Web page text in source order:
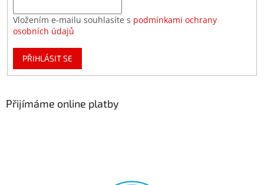
Vložením e-mailu souhlasíte s podmínkami ochrany
osobních údajů
PŘIHLÁSIT SE
Přijímáme online platby